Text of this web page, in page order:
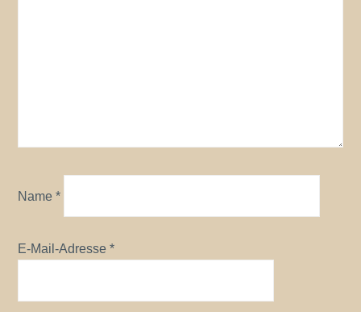
Name*
E-Mail-Adresse*